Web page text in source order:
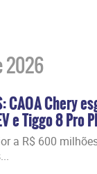
2026
CAOA Chery
e Tiggo 8 Pro
a R$ 600